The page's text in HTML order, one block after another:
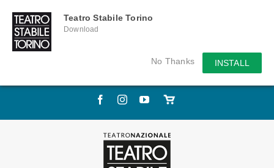
Teatro Stabile Torino
Download
No Thanks INSTALL
Skip
FacebookInstagramYouTube
Store